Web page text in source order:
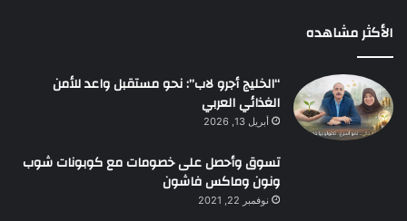
الأكثر مشاهده
“الخليج أجرو لاب”: نحو مستقبل واعد للأمن
الغذائي العربي
أبريل 13, 2026
تسوق وأحصل على خصومات مع كوبونات شوب
ونون وماكس فاشون
نوفمبر 22, 2021